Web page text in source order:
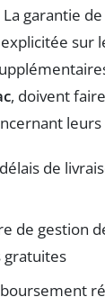
garantie
sur
, doivent
de
de gestion
gratuites